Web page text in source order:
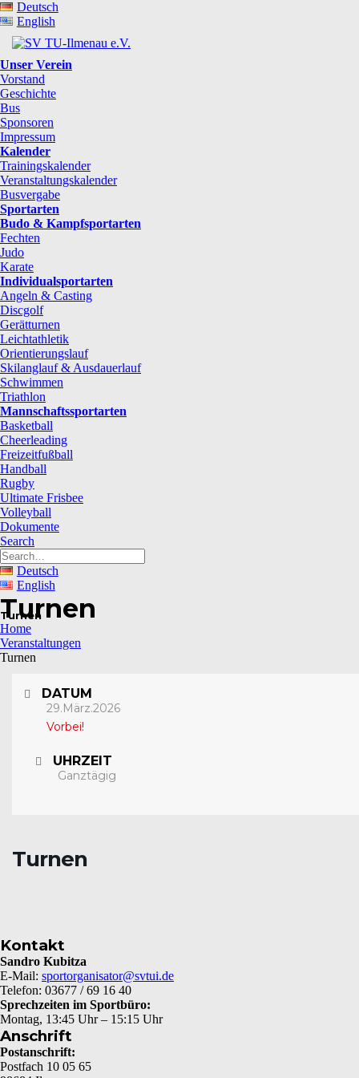
Deutsch
English
Unser Verein
Vorstand
Geschichte
Bus
Sponsoren
Impressum
Kalender
Trainingskalender
Veranstaltungskalender
Busvergabe
Sportarten
Budo & Kampfsportarten
Fechten
Judo
Karate
Individualsportarten
Angeln & Casting
Discgolf
Gerätturnen
Leichtathletik
Orientierungslauf
Skilanglauf & Ausdauerlauf
Schwimmen
Triathlon
Mannschaftssportarten
Basketball
Cheerleading
Freizeitfußball
Handball
Rugby
Ultimate Frisbee
Volleyball
Dokumente
Search
Deutsch
English
Turnen
Turnen
Home
Veranstaltungen
Turnen
DATUM
29.März.2026
Vorbei!
UHRZEIT
Ganztägig
Turnen
Kontakt
Sandro Kubitza
E-Mail: sportorganisator@svtui.de
Telefon: 03677 / 69 16 40
Sprechzeiten im Sportbüro:
Montag, 13:45 Uhr – 15:15 Uhr
Anschrift
Postanschrift:
Postfach 10 05 65